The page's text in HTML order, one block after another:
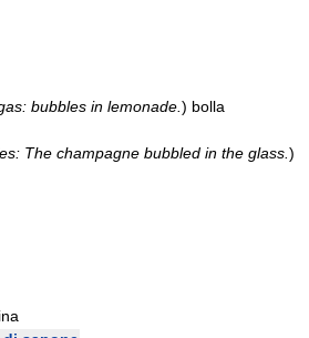
bubbles in lemonade. ) bolla
The champagne bubbled in the glass. )